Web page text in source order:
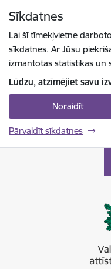
Sīkdatnes
Lai šī tīmekļvietne
sīkdatnes. Ar Jūsu
izmantotas statistikas un
Lūdzu, atzīmējiet savu
Noraidīt
Pārvaldīt sīkdatnes